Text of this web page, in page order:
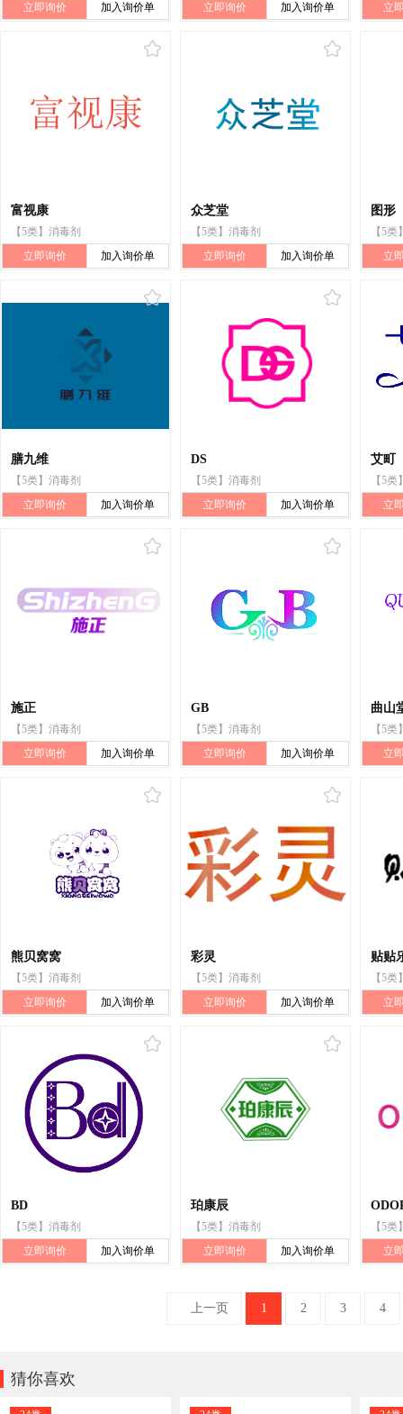
立即询价
加入询价单
立即询价
加入询价单
立
富视康
【5类】消毒剂
立即询价
加入询价单
众芝堂
【5类】消毒剂
立即询价
加入询价单
图形
【5
立
膳九维
【5类】消毒剂
立即询价
加入询价单
DS
【5类】消毒剂
立即询价
加入询价单
艾町
【5
立
施正
【5类】消毒剂
立即询价
加入询价单
GB
【5类】消毒剂
立即询价
加入询价单
曲山
【5
立
熊贝窝窝
【5类】消毒剂
立即询价
加入询价单
彩灵
【5类】消毒剂
立即询价
加入询价单
贴贴
【5
立
BD
【5类】消毒剂
立即询价
加入询价单
珀康辰
【5类】消毒剂
立即询价
加入询价单
【5
立
上一页 1 2 3 4
猜你喜欢